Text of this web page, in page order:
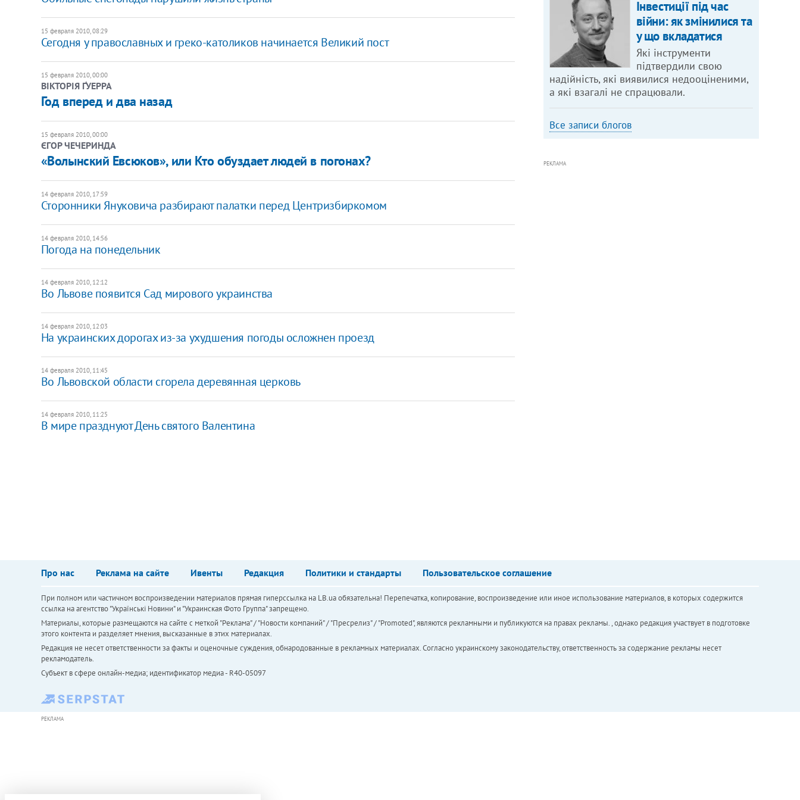
15 февраля 2010, 08:29
Сегодня у православных и греко-католиков начинается Великий пост
15 февраля 2010, 00:00
ВІКТОРІЯ ҐУЕРРА
Год вперед и два назад
15 февраля 2010, 00:00
ЄГОР ЧЕЧЕРИНДА
«Волынский Евсюков», или Кто обуздает людей в погонах?
14 февраля 2010, 17:59
Сторонники Януковича разбирают палатки перед Центризбиркомом
14 февраля 2010, 14:56
Погода на понедельник
14 февраля 2010, 12:12
Во Львове появится Сад мирового украинства
14 февраля 2010, 12:03
На украинских дорогах из-за ухудшения погоды осложнен проезд
14 февраля 2010, 11:45
Во Львовской области сгорела деревянная церковь
14 февраля 2010, 11:25
В мире празднуют День святого Валентина
Інвестиції під час
війни: як змінилися та
у що вкладатися
Які інструменти
підтвердили свою
надійність, які виявилися недооціненими,
а які взагалі не спрацювали.
Все записи блогов
РЕКЛАМА
Про нас Реклама на сайте Ивенты Редакция Политики и стандарты Пользовательское соглашение
При полном или частичном воспроизведении материалов прямая гиперссылка на LB.ua обязательна! Перепечатка, копирование, воспроизведение или иное использование материалов, в которых содержится
ссылка на агентство "Українськi Новини" и "Украинская Фото Группа" запрещено.
Материалы, которые размещаются на сайте с меткой "Реклама" / "Новости компаний" / "Пресрелиз" / "Promoted", являются рекламными и публикуются на правах рекламы. , однако редакция участвует в подготовке
этого контента и разделяет мнения, высказанные в этих материалах.
Редакция не несет ответственности за факты и оценочные суждения, обнародованные в рекламных материалах. Согласно украинскому законодательству, ответственность за содержание рекламы несет
рекламодатель.
Субъект в сфере онлайн-медиа; идентификатор медиа - R40-05097
РЕКЛАМА